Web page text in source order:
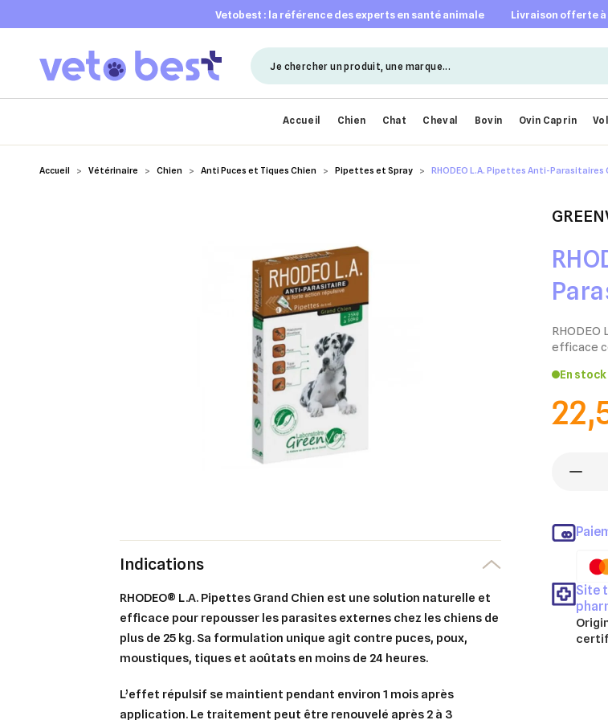
vetobest : la référence des experts en santé animale livraison offerte
Accueil Chien Chat Cheval Bovin Ovin Caprin
Accueil Vétérinaire Chien Anti Puces et Tiques Chien Pipettes et Spray RHODEO L.A. Pipettes Anti-
ml
efficace
En stock
-
Site
Indications
RHODEO® L.A. Pipettes Grand Chien est une solution naturelle et
efficace pour repousser les parasites externes chez les chiens de
plus de 25 kg. Sa formulation unique agit contre puces, poux,
moustiques, tiques et aoûtats en moins de 24 heures.
L’effet répulsif se maintient pendant environ1 mois après
application. Le traitement peut être renouvelé après 2 à 3